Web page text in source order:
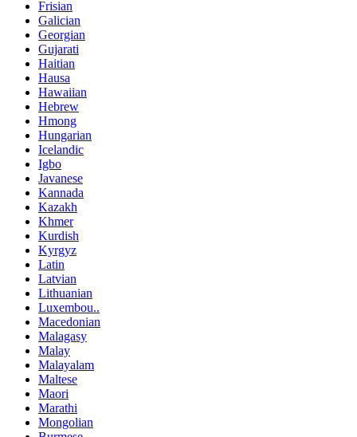
Frisian
Galician
Georgian
Gujarati
Haitian
Hausa
Hawaiian
Hebrew
Hmong
Hungarian
Icelandic
Igbo
Javanese
Kannada
Kazakh
Khmer
Kurdish
Kyrgyz
Latin
Latvian
Lithuanian
Luxembou..
Macedonian
Malagasy
Malay
Malayalam
Maltese
Maori
Marathi
Mongolian